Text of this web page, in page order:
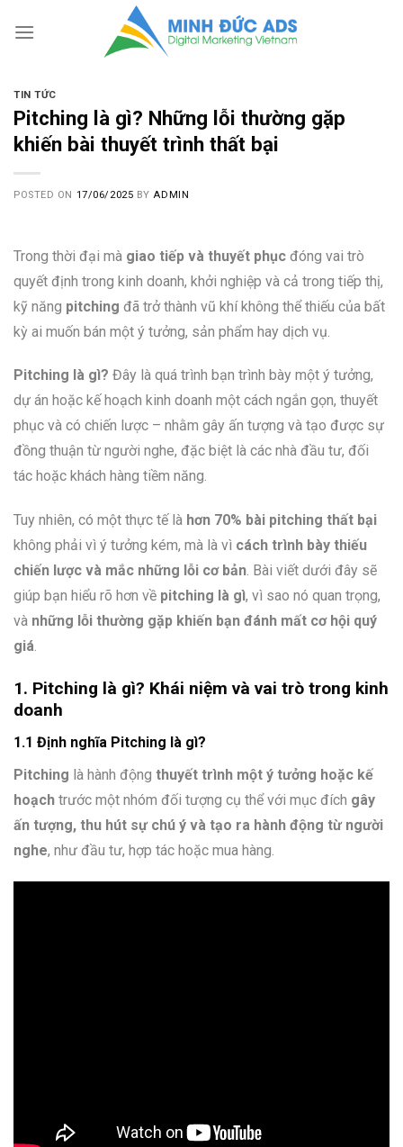
TIN TỨC
Pitching là gì? Những lỗi thường gặp
khiến bài thuyết trình thất bại
POSTED ON 17/06/2025 BY ADMIN
Trong thời đại mà giao tiếp và thuyết phục đóng vai trò
quyết định trong kinh doanh, khởi nghiệp và cả trong tiếp thị,
kỹ năng pitching đã trở thành vũ khí không thể thiếu của bất
kỳ ai muốn bán một ý tưởng, sản phẩm hay dịch vụ.
Pitching là gì? Đây là quá trình bạn trình bày một ý tưởng,
dự án hoặc kế hoạch kinh doanh một cách ngắn gọn, thuyết
phục và có chiến lược – nhằm gây ấn tượng và tạo được sự
đồng thuận từ người nghe, đặc biệt là các nhà đầu tư, đối
tác hoặc khách hàng tiềm năng.
Tuy nhiên, có một thực tế là hơn 70% bài pitching thất bại
không phải vì ý tưởng kém, mà là vì cách trình bày thiếu
chiến lược và mắc những lỗi cơ bản. Bài viết dưới đây sẽ
giúp bạn hiểu rõ hơn về pitching là gì, vì sao nó quan trọng,
và những lỗi thường gặp khiến bạn đánh mất cơ hội quý
giá.
1. Pitching là gì? Khái niệm và vai trò trong kinh
doanh
1.1 Định nghĩa Pitching là gì?
Pitching là hành động thuyết trình một ý tưởng hoặc kế
hoạch trước một nhóm đối tượng cụ thể với mục đích gây
ấn tượng, thu hút sự chú ý và tạo ra hành động từ người
nghe, như đầu tư, hợp tác hoặc mua hàng.